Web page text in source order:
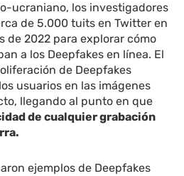
ucraniano, los investigadores
de 5.000 tuits en Twitter en
de 2022 para explorar cómo
a los Deepfakes en línea. El
de Deepfakes
usuarios en las imágenes
llegando al punto en que
de cualquier grabación
ejemplos de Deepfakes